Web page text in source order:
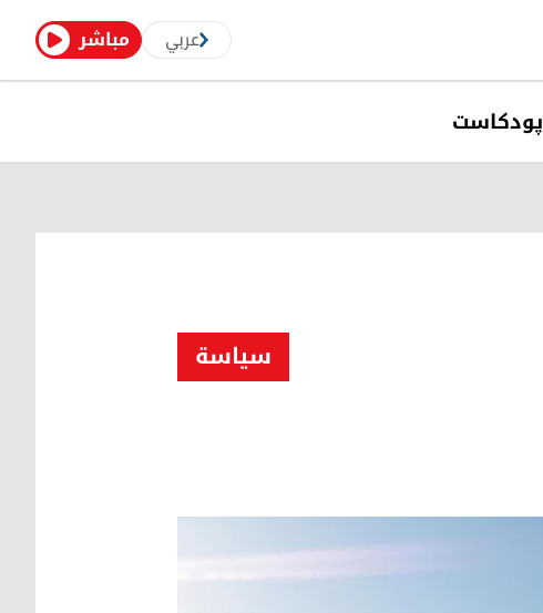
مباشر عربي
پودکاست
سیاسة